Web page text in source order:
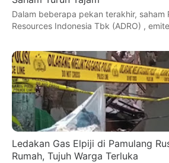
Dalam beberapa pekan terakhir, saham
Resources Indonesia Tbk (ADRO) ,
Ledakan Gas Elpiji di Pamulang
Rumah, Tujuh Warga Terluka